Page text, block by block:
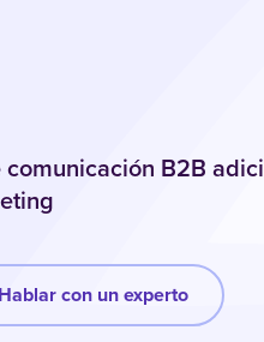
B2B
Hablar con un experto